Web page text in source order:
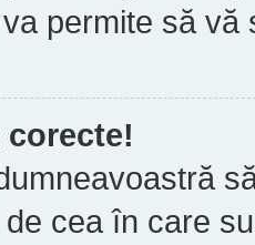
permite să vă
cea în care